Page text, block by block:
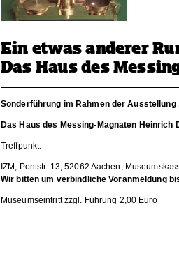
Ein etwas anderer
Das Haus des
Sonderführung im Rahmen der
Das Haus des Messing-Magnaten
Treffpunkt:
IZM, Pontstr. 13, 52062 Aachen,
Wir bitten um verbindliche Voranmeldung
Museumseintritt zzgl. Führung 2,00 Euro